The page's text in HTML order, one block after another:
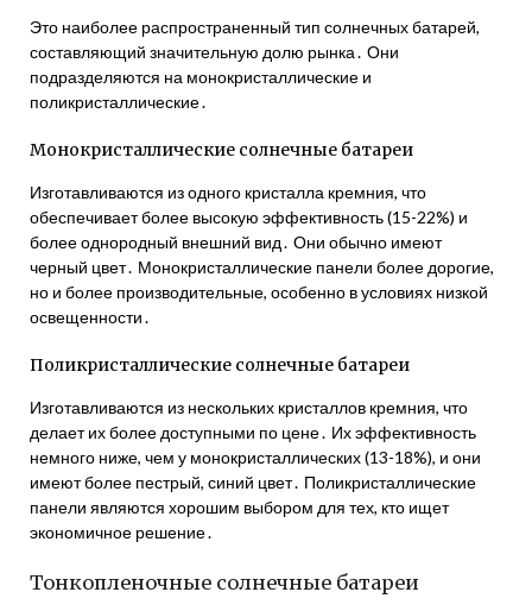
Это наиболее распространенный тип солнечных батарей,
составляющий значительную долю рынка․ Они
подразделяются на монокристаллические и
поликристаллические․
Монокристаллические солнечные батареи
Изготавливаются из одного кристалла кремния, что
обеспечивает более высокую эффективность (15-22%) и
более однородный внешний вид․ Они обычно имеют
черный цвет․ Монокристаллические панели более дорогие,
но и более производительные, особенно в условиях низкой
освещенности․
Поликристаллические солнечные батареи
Изготавливаются из нескольких кристаллов кремния, что
делает их более доступными по цене․ Их эффективность
немного ниже, чем у монокристаллических (13-18%), и они
имеют более пестрый, синий цвет․ Поликристаллические
панели являются хорошим выбором для тех, кто ищет
экономичное решение․
Тонкопленочные солнечные батареи